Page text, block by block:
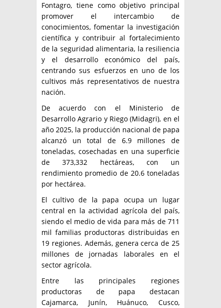
Fontagro, tiene como objetivo principal
promover el intercambio de
conocimientos, fomentar la investigación
científica y contribuir al fortalecimiento
de la seguridad alimentaria, la resiliencia
y el desarrollo económico del país,
centrando sus esfuerzos en uno de los
cultivos más representativos de nuestra
nación.
De acuerdo con el Ministerio de
Desarrollo Agrario y Riego (Midagri), en el
año 2025, la producción nacional de papa
alcanzó un total de 6.9 millones de
toneladas, cosechadas en una superficie
de 373,332 hectáreas, con un
rendimiento promedio de 20.6 toneladas
por hectárea.
El cultivo de la papa ocupa un lugar
central en la actividad agrícola del país,
siendo el medio de vida para más de 711
mil familias productoras distribuidas en
19 regiones. Además, genera cerca de 25
millones de jornadas laborales en el
sector agrícola.
Entre las principales regiones
productoras de papa destacan
Cajamarca, Junín, Huánuco, Cusco,